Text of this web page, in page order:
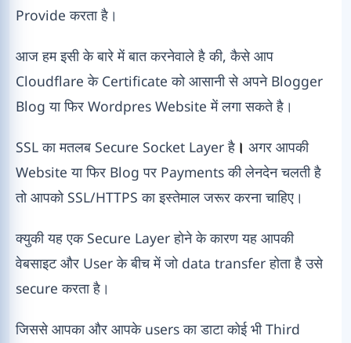
Provide करता है।
आज हम इसी के बारे में बात करनेवाले है की, कैसे आप
Cloudflare के Certificate को आसानी से अपने Blogger
Blog या फिर Wordpres Website में लगा सकते है।
SSL का मतलब Secure Socket Layer है । अगर आपकी
Website या फिर Blog पर Payments की लेनदेन चलती है
तो आपको SSL/HTTPS का इस्तेमाल जरूर करना चाहिए।
क्युकी यह एक Secure Layer होने के कारण यह आपकी
वेबसाइट और User के बीच में जो data transfer होता है उसे
secure करता है।
जिससे आपका और आपके users का डाटा कोई भी Third